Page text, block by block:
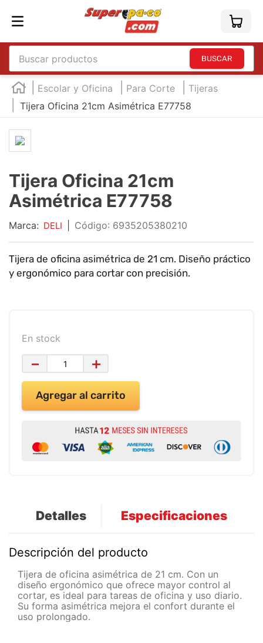
Buscar productos
Escolar y Oficina Para Corte
Tijeras
Tijera Oficina 21cm Asimétrica E77758
Tijera Oficina 21cm
Asimétrica E77758
Marca: DELI : 6935205380210
Tijera de oficina asimétrica de 21 cm. Diseño práctico
y ergonómico para cortar con precisión.
En stock
＋
－
Agregar al carrito
Detalles Especificaciones
Descripción del producto
Tijera de oficina asimétrica de 21 cm. Con un
diseño ergonómico que ofrece mayor control al
cortar, es ideal para tareas de oficina y uso diario.
Su forma asimétrica mejora el confort durante el
uso prolongado.
TÉRMINOS MÁS BUSCADOS
1.
england
3
mouse
6.
marcadores
7.
audifonos
8.
teclado
9
impresora